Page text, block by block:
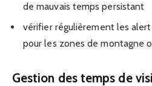
de mauvais temps persistant
vérifier régulièrement les
pour les zones de montagne
Gestion des temps de